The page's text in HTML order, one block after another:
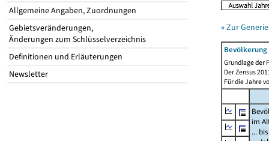
Allgemeine Angaben, Zuordnungen
Gebietsveränderungen,
Änderungen zum Schlüsselverzeichnis
Definitionen und Erläuterungen
Newsletter
» Zur
Grundlage der
Der Zensus
Für die Jahre
im
...